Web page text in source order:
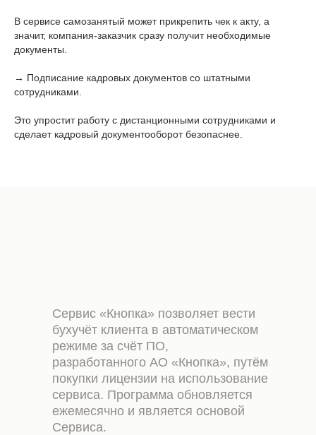
В сервисе самозанятый может прикрепить чек к акту, а
значит, компания-заказчик сразу получит необходимые
документы.
→ Подписание кадровых документов со штатными
сотрудниками.
Это упростит работу с дистанционными сотрудниками и
сделает кадровый документооборот безопаснее.
Сервис «Кнопка» позволяет вести
бухучёт клиента в автоматическом
режиме за счёт ПО,
разработанного АО «Кнопка», путём
покупки лицензии на использование
сервиса. Программа обновляется
ежемесячно и является основой
Сервиса.